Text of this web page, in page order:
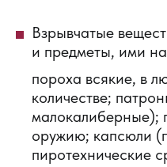
Взрывчатые
и предметы, ими
пороха всякие, в
количестве;
малокалиберные);
оружию; капсюли
пиротехнические